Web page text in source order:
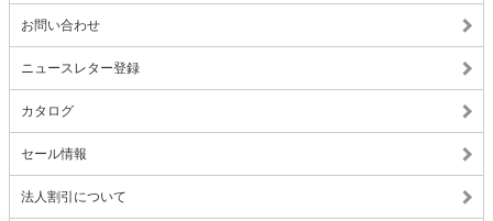
お問い合わせ
ニュースレター登録
カタログ
セール情報
法人割引について